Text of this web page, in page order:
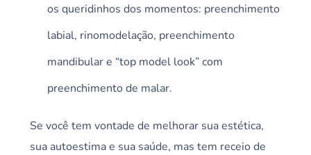
os queridinhos dos momentos: preenchimento
labial, rinomodelação, preenchimento
mandibular e “top model look” com
preenchimento de malar.
Se você tem vontade de melhorar sua estética,
sua autoestima e sua saúde, mas tem receio de